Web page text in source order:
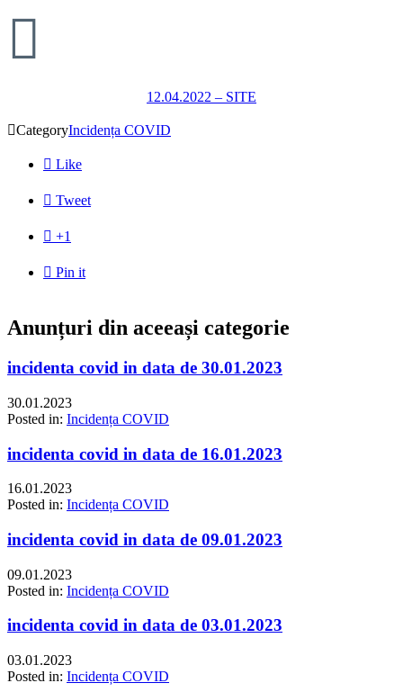

12.04.2022 – SITE
CategoryIncidența COVID
 Like
 Tweet
 +1
 Pin it
Anunțuri din aceeași categorie
incidenta covid in data de 30.01.2023
30.01.2023
Posted in: Incidența COVID
incidenta covid in data de 16.01.2023
16.01.2023
Posted in: Incidența COVID
incidenta covid in data de 09.01.2023
09.01.2023
Posted in: Incidența COVID
incidenta covid in data de 03.01.2023
03.01.2023
Posted in: Incidența COVID